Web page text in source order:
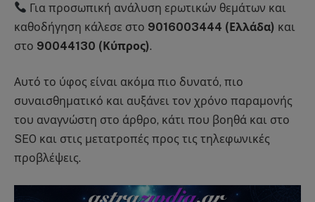
Για προσωπική ανάλυση ερωτικών θεμάτων και
καθοδήγηση κάλεσε στο 9016003444 (Ελλάδα) και
στο 90044130 (Κύπρος).
Αυτό το ύφος είναι ακόμα πιο δυνατό, πιο
συναισθηματικό και αυξάνει τον χρόνο παραμονής
του αναγνώστη στο άρθρο, κάτι που βοηθά και στο
SEO και στις μετατροπές προς τις τηλεφωνικές
προβλέψεις.